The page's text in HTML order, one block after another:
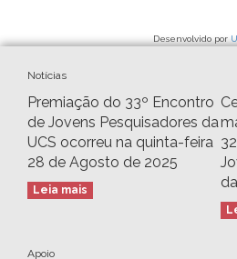
Desenvolvido por
Notícias
Premiação do 33º Encontro
de Jovens Pesquisadores da
UCS ocorreu na quinta-feira
28 de Agosto de 2025
Leia mais
Apoio